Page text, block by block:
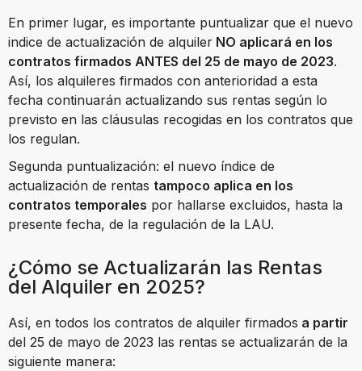
En primer lugar, es importante puntualizar que el nuevo
indice de actualización de alquiler NO aplicará en los
contratos firmados ANTES del 25 de mayo de 2023.
Así, los alquileres firmados con anterioridad a esta
fecha continuarán actualizando sus rentas según lo
previsto en las cláusulas recogidas en los contratos que
los regulan.
Segunda puntualización: el nuevo índice de
actualización de rentas tampoco aplica en los
contratos temporales por hallarse excluidos, hasta la
presente fecha, de la regulación de la LAU.
¿Cómo se Actualizarán las Rentas
del Alquiler en 2025?
Así, en todos los contratos de alquiler firmados a partir
del 25 de mayo de 2023 las rentas se actualizarán de la
siguiente manera: